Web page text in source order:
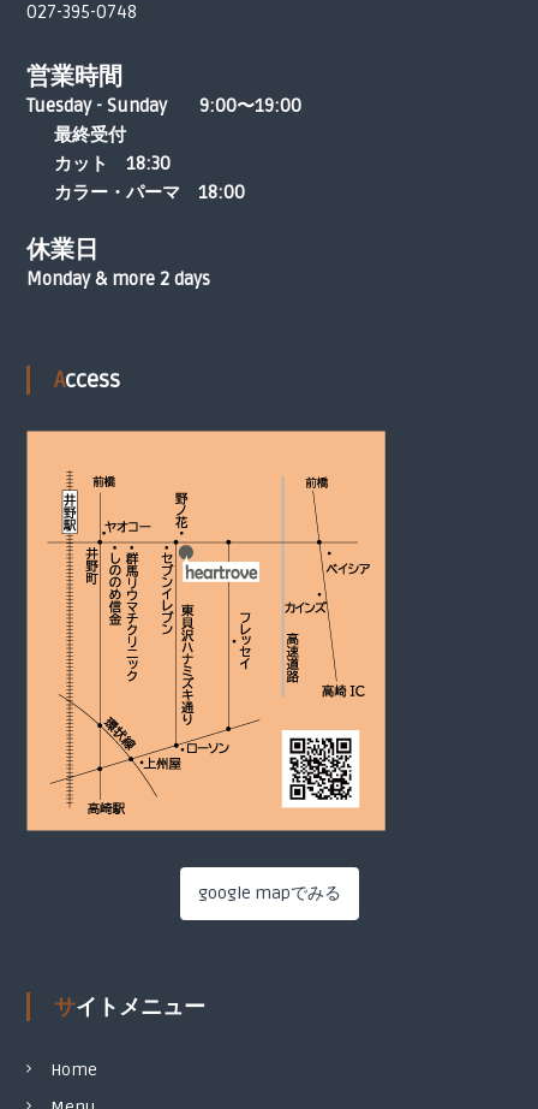
027-395-0748
営業時間
Tuesday - Sunday 9:00〜19:00
最終受付
カット 18:30
カラー・パーマ 18:00
休業日
Monday & more 2 days
Access
google mapでみる
サイトメニュー
Home